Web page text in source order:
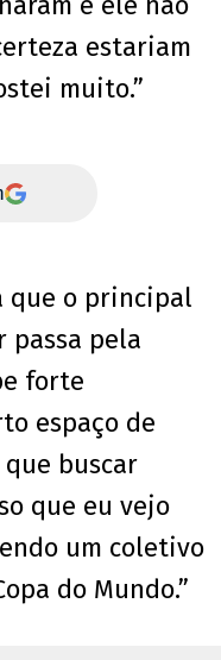
estariam
muito.”
que o principal
passa pela
forte
espaço de
que buscar
que eu vejo
um coletivo
do Mundo.”